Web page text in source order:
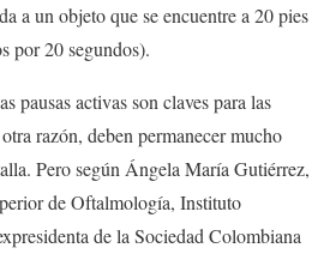
a un objeto que se encuentre a 20 pies
por 20 segundos).
pausas activas son claves para las
razón, deben permanecer mucho
Pero según Ángela María Gutiérrez,
de Oftalmología, Instituto
de la Sociedad Colombiana